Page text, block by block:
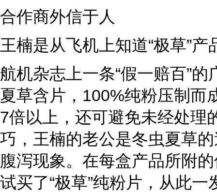
合作商外信于人
王楠是从飞机上知道“极草”产
航机杂志上一条“假一赔百”
夏草含片，100%纯粉压制而
7倍以上，还可避免未经处
巧，王楠的老公是冬虫夏草
腹泻现象。在每盒产品所附
试买了“极草”纯粉片，从此